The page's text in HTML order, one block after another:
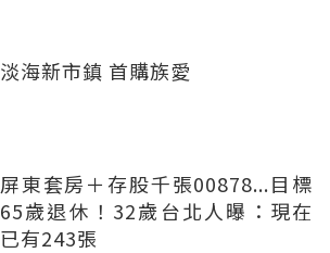
淡海新市鎮 首購族愛
屏東套房＋存股千張00878...目標
65歲退休！32歲台北人曝：現在
已有243張